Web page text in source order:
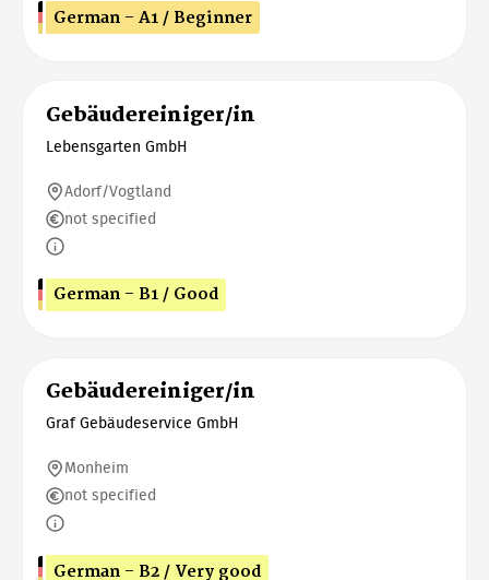
German - A1 / Beginner
Gebäudereiniger/in
Lebensgarten GmbH
Adorf/Vogtland
not specified
German - B1 / Good
Gebäudereiniger/in
Graf Gebäudeservice GmbH
Monheim
not specified
German - B2 / Very good